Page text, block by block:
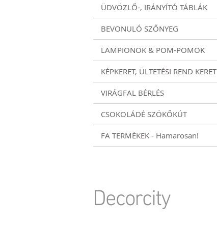
ÜDVÖZLŐ-, IRÁNYÍTÓ TÁBLÁK
BEVONULÓ SZŐNYEG
LAMPIONOK & POM-POMOK
KÉPKERET, ÜLTETÉSI REND KERET
VIRÁGFAL BÉRLÉS
CSOKOLÁDÉ SZÖKŐKÚT
FA TERMÉKEK - Hamarosan!
Decorcity